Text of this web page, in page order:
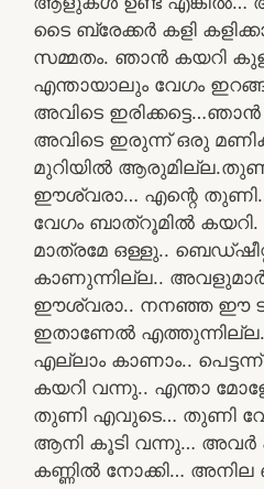
ടൈ ബ്രേക്കർ കളി
സമ്മതം. ഞാൻ കയറി
എന്തായാലും വേഗം
അവിടെ
അവിടെ ഇരുന്ന് ഒരു
മുറിയിൽ
ഈശ്വരാ… എന്റെ
വേഗം ബാത്‌റൂമിൽ
മാത്രമേ ഒള്ളു..
കാണുന്നില്ല..
ഈശ്വരാ.. നനഞ്ഞ ഈ
ഇതാണേൽ
എല്ലാം കാണാം..
കയറി വന്നു.. എന്താ
തുണി എവുടെ… തുണി
ആനി കൂടി വന്നു… അവർ
കണ്ണിൽ നോക്കി… അനില